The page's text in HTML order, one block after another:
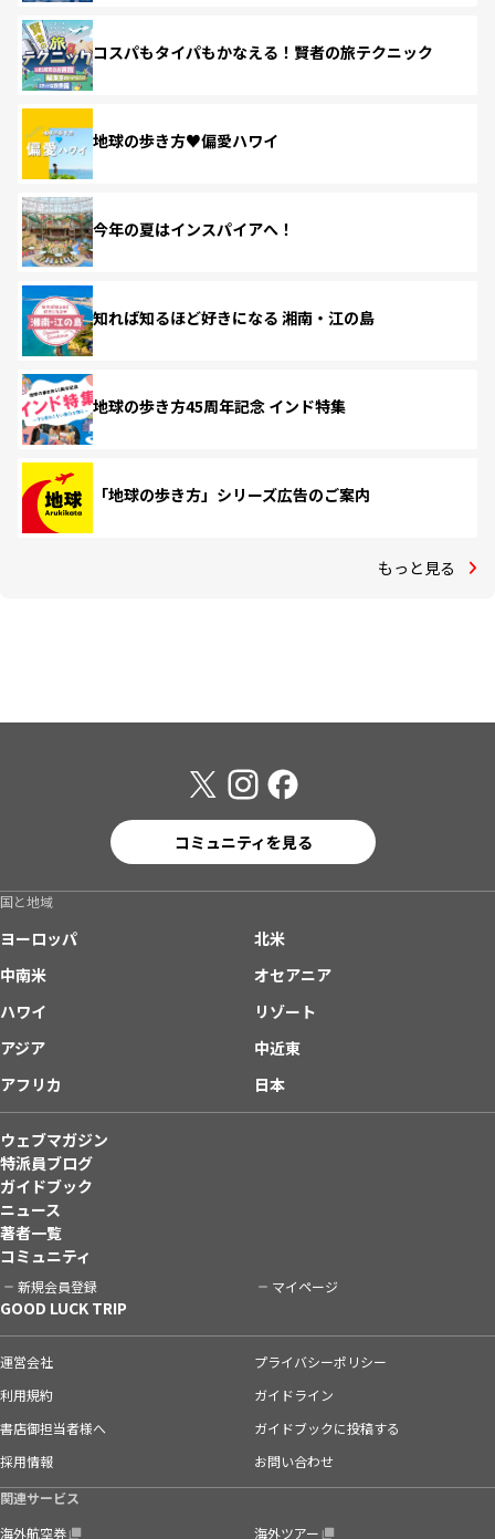
コスパもタイパもかなえる！賢者の旅テクニック
地球の歩き方♥偏愛ハワイ
今年の夏はインスパイアへ！
知れば知るほど好きになる 湘南・江の島
地球の歩き方45周年記念 インド特集
「地球の歩き方」シリーズ広告のご案内
もっと見る
コミュニティを見る
国と地域
ヨーロッパ
北米
中南米
オセアニア
ハワイ
リゾート
アジア
中近東
アフリカ
日本
ウェブマガジン
特派員ブログ
ガイドブック
ニュース
著者一覧
コミュニティ
新規会員登録 マイページ
GOOD LUCK TRIP
運営会社
プライバシーポリシー
利用規約
ガイドライン
書店御担当者様へ
ガイドブックに投稿する
採用情報
お問い合わせ
関連サービス
海外航空券
海外ツアー